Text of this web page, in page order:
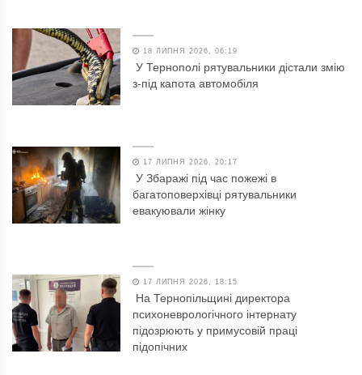
18 ЛИПНЯ 2026, 06:19
У Тернополі рятувальники дістали змію
з-під капота автомобіля
17 ЛИПНЯ 2026, 20:17
У Збаражі під час пожежі в
багатоповерхівці рятувальники
евакуювали жінку
17 ЛИПНЯ 2026, 18:15
На Тернопільщині директора
психоневрологічного інтернату
підозрюють у примусовій праці
підопічних